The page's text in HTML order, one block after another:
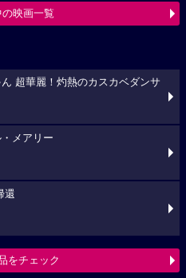
映画一覧
超華麗！灼熱のカスカベダンサ
メアリー
還
をチェック